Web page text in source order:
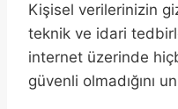
Kişisel verilerinizin
teknik ve idari
internet üzerinde
güvenli olmadığını